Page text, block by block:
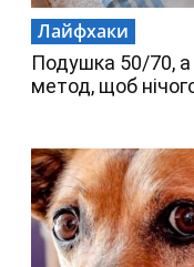
Лайфхаки
Подушка 50/70,
метод, щоб